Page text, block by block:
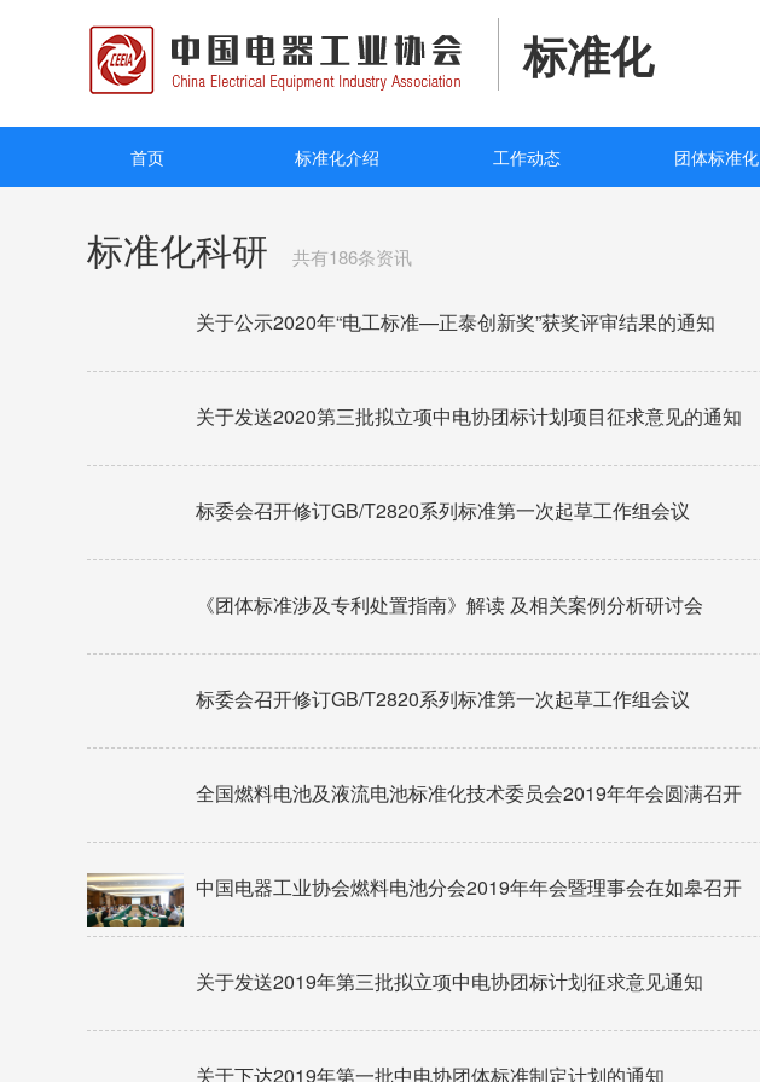
标准化
首页 标准化介绍 工作动态 团体标准化
标准化科研 共有186条资讯
关于公示2020年“电工标准—正泰创新奖”获奖评审结果的通知
关于发送2020第三批拟立项中电协团标计划项目征求意见的通知
标委会召开修订GB/T2820系列标准第一次起草工作组会议
《团体标准涉及专利处置指南》解读 及相关案例分析研讨会
标委会召开修订GB/T2820系列标准第一次起草工作组会议
全国燃料电池及液流电池标准化技术委员会2019年年会圆满召开
中国电器工业协会燃料电池分会2019年年会暨理事会在如皋召开
关于发送2019年第三批拟立项中电协团标计划征求意见通知
关于下达2019年第一批中电协团体标准制定计划的通知